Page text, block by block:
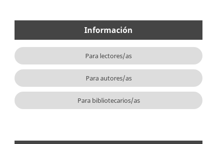
Información
Para lectores/as
Para autores/as
Para bibliotecarios/as